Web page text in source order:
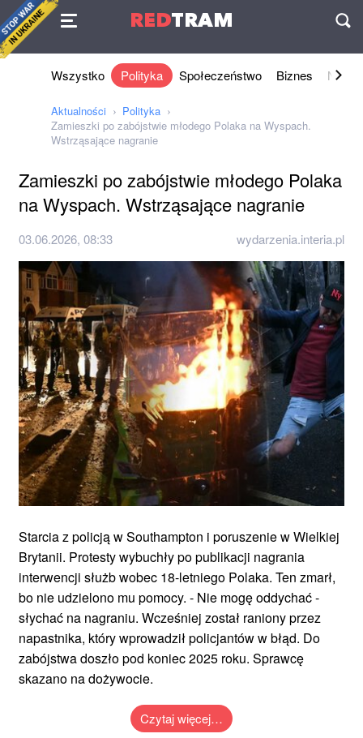
REDTRAM
Umowa
Wszystko Polityka Społeczeństwo Biznes Nauki
Aktualności
Polityka
Zamieszki po zabójstwie młodego Polaka na Wyspach.
Wstrząsające nagranie
Zamieszki po zabójstwie młodego Polaka
na Wyspach. Wstrząsające nagranie
03.06.2026, 08:33 wydarzenia.interia.pl
Starcia z policją w Southampton i poruszenie w Wielkiej
Brytanii. Protesty wybuchły po publikacji nagrania
interwencji służb wobec 18-letniego Polaka. Ten zmarł,
bo nie udzielono mu pomocy. - Nie mogę oddychać -
słychać na nagraniu. Wcześniej został raniony przez
napastnika, który wprowadził policjantów w błąd. Do
zabójstwa doszło pod koniec 2025 roku. Sprawcę
skazano na dożywocie.
Czytaj więcej…